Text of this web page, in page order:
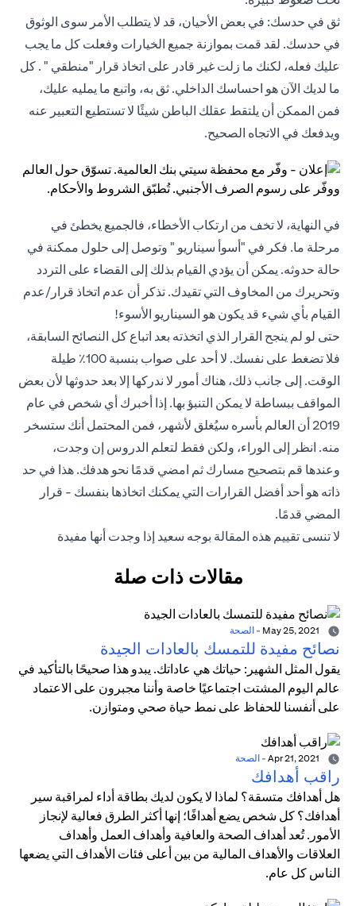
ثق في حدسك: في بعض الأحيان، قد لا يتطلب الأمر سوى الوثوق
في حدسك. لقد قمت بموازنة جميع الخيارات وفعلت كل ما يجب
عليك فعله، لكنك ما زلت غير قادر على اتخاذ قرار "منطقي " . كل
ما لديك الآن هو احساسك الداخلي. ثق به، واتبع ما يمليه عليك،
فمن الممكن أن يلتقط عقلك الباطن شيئًا لا تستطيع التعبير عنه
ويدفعك في الاتجاه الصحيح.
في النهاية، لا تخف من ارتكاب الأخطاء، فالجميع يخطئ في
مرحلة ما. فكر في "أسوأ سيناريو " وتوصل إلى حلول ممكنة في
حالة حدوثه. يمكن أن يؤدي القيام بذلك إلى القضاء على التردد
وتحريرك من المخاوف التي تقيدك. تذكر أن عدم اتخاذ قرار/عدم
القيام بأي شيء قد يكون هو السيناريو الأسوء!
حتى لو لم ينجح القرار الذي اتخذته بعد اتباع كل النصائح السابقة،
فلا تضغط على نفسك. لا أحد على صواب بنسبة 100٪ طيلة
الوقت. إلى جانب ذلك، هناك أمور لا ندركها إلا بعد حدوثها لأن بعض
المواقف ببساطة لا يمكن التنبؤ بها. إذا أخبرك أي شخص في عام
2019 أن العالم بأسره سيُغلق لأشهر، فمن المحتمل أنك ستسخر
منه. انظر إلى الوراء، ولكن فقط لتعلم الدروس إن وجدت،
وعندها قم بتصحيح مسارك ثم امضي قدمًا نحو هدفك. هذا في حد
ذاته هو أحد أفضل القرارات التي يمكنك اتخاذها بنفسك - قرار
المضي قدمًا.
لا تنسى تقييم هذه المقالة بوجه سعيد إذا وجدت أنها مفيدة
مقالات ذات صلة
- الصحة
نصائح مفيدة للتمسك بالعادات الجيدة
يقول المثل الشهير: حياتك هي عاداتك. يبدو هذا صحيحًا بالتأكيد في
عالم اليوم المشتت اجتماعيًا خاصة وأننا مجبرون على الاعتماد
على أنفسنا للحفاظ على نمط حياة صحي ومتوازن.
- الصحة
راقب أهدافك
هل أهدافك متسقة؟ لماذا لا يكون لديك بطاقة أداء لمراقبة سير
أهدافك؟ كل شخص يضع أهدافًا؛ إنها أكثر الطرق فعالية لإنجاز
الأمور. تُعد أهداف الصحة والعافية وأهداف العمل وأهداف
العلاقات والأهداف المالية من بين أعلى فئات الأهداف التي يضعها
الناس كل عام.